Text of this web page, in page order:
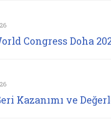
Congress Doha
Kazanımı ve